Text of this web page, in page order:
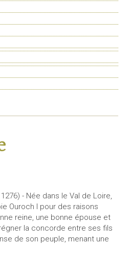
- Née dans le Val de Loire,
Ouroch I pour des raisons
reine, une bonne épouse et
la concorde entre ses fils
de son peuple, menant une